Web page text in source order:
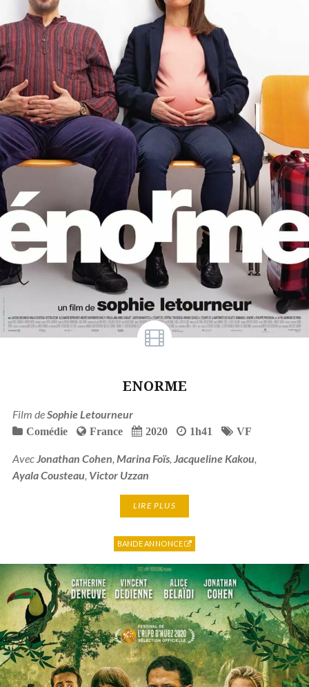
ENORME
Film deSophie Letourneur
Comédie France 2020 1h41 VF
AvecJonathan Cohen, Marina Foïs, Jacqueline Kakou,
Ayala Cousteau, Victor Uzzan
LIRE PLUS
BANDE ANNONCE